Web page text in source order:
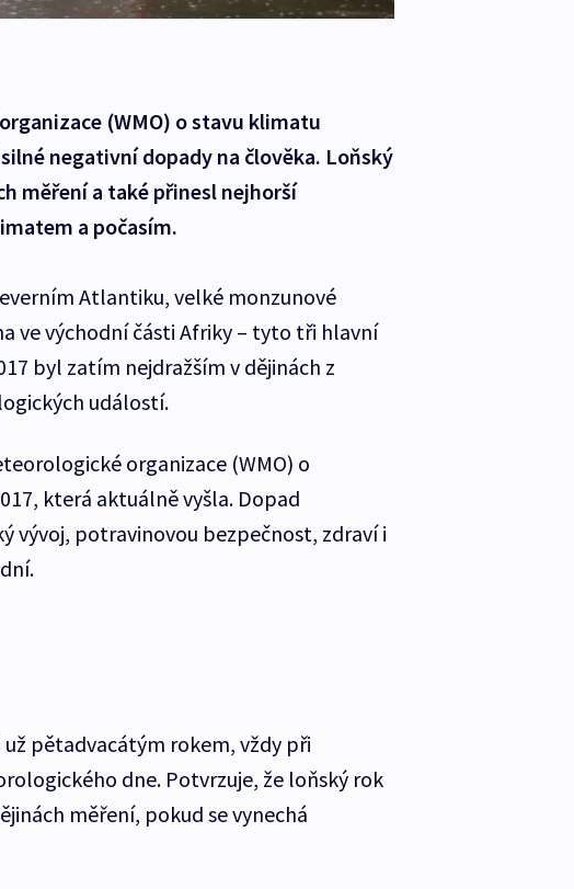
(WMO) o stavu klimatu
negativní dopady na člověka. Loňský
měření a také přinesl nejhorší
a počasím.
Atlantiku, velké monzunové
ve východní části Afriky – tyto tři hlavní
byl zatím nejdražším v dějinách z
událostí.
organizace (WMO) o
která aktuálně vyšla. Dopad
vývoj, potravinovou bezpečnost, zdraví i
pětadvacátým rokem, vždy při
dne. Potvrzuje, že loňský rok
měření, pokud se vynechá